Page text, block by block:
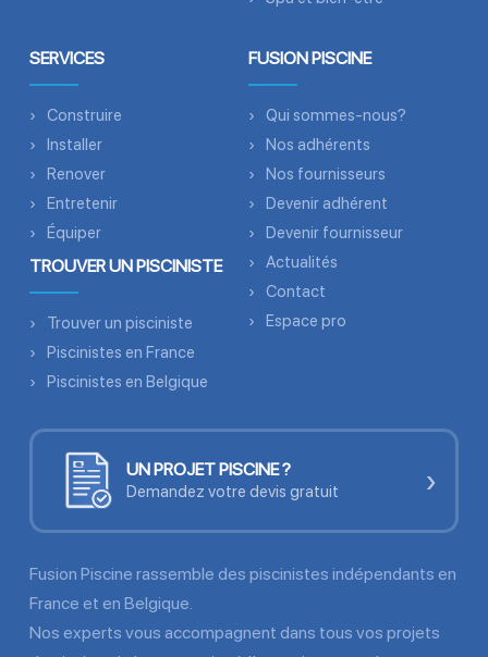
SERVICES
Construire
Installer
Renover
Entretenir
Équiper
TROUVER UN PISCINISTE
Trouver un pisciniste
Piscinistes en France
Piscinistes en Belgique
FUSION PISCINE
Qui sommes-nous?
Nos adhérents
Nos fournisseurs
Devenir adhérent
Devenir fournisseur
Actualités
Contact
Espace pro
UN PROJET PISCINE ?
Demandez votre devis gratuit ›
Fusion Piscine rassemble des piscinistes indépendants en
France et en Belgique.
Nos experts vous accompagnent dans tous vos projets